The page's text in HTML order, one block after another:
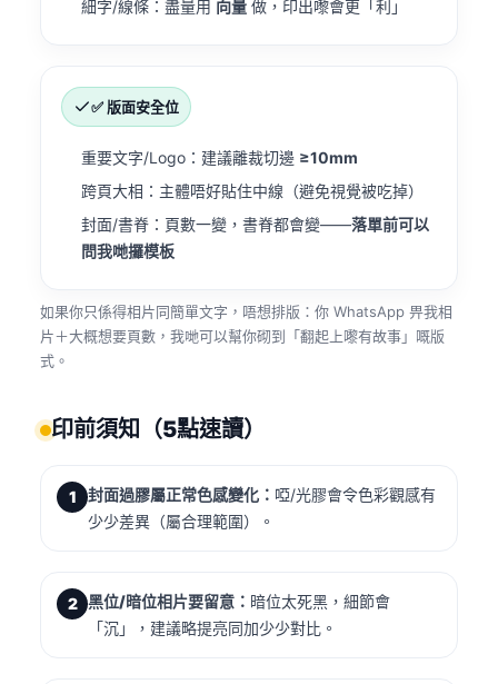
細字/線條：盡量用 向量 做，印出嚟會更「利」
✅ 版面安全位
重要文字/Logo：建議離裁切邊 ≥10mm
跨頁大相：主體唔好貼住中線（避免視覺被吃掉）
封面/書脊：頁數一變，書脊都會變——落單前可以
問我哋攞模板
如果你只係得相片同簡單文字，唔想排版：你 WhatsApp 畀我相
片＋大概想要頁數，我哋可以幫你砌到「翻起上嚟有故事」嘅版
式。
印前須知（5點速讀）
1 封面過膠屬正常色感變化： 啞/光膠會令色彩觀感有
少少差異（屬合理範圍）。
2 黑位/暗位相片要留意： 暗位太死黑，細節會
「沉」，建議略提亮同加少少對比。